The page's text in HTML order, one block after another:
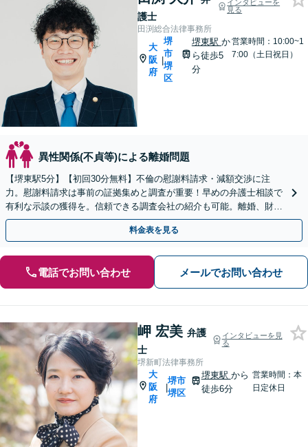
護士
インタビューを
見る
田渕総合法律事務所
大
阪
府
|
堺
市
堺
区
堺東駅 か
ら徒歩5
分
営業時間：10:00~1
7:00（土日祝日）
異性関係(不貞等)による離婚問題
【堺東駅5分】【初回30分無料】不倫の慰謝料請求・減額交渉に注
力。慰謝料請求は事前の証拠集めと調査が重要！早めの弁護士相談で
有利な示談の獲得を。信頼できる調査会社の紹介も可能。離婚、財産
分与、親権、面会交流などにも注力【オンライン相談可】
料金表を見る
電話でお問い合わせ メールでお問い合わせ
岬 宏美 弁護
士
インタビューを見
る
堺新町法律事務所
大
阪
府
|
堺市
堺区
堺東駅 から
徒歩6分
営業時間：本
日定休日